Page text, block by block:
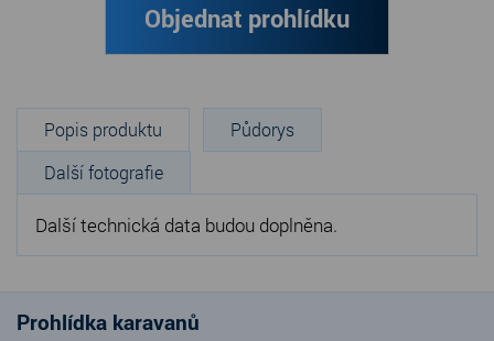
Objednat prohlídku
Popis produktu
Půdorys
Další fotografie
Další technická data budou doplněna.
Prohlídka karavanů